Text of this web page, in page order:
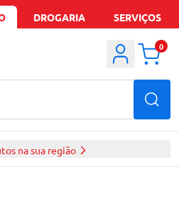
DROGARIA SERVIÇOS
0
na sua região
Supermercado Delivery